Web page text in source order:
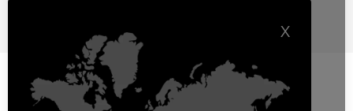
ALLGEMEINE EIGENSCHAFTEN
X